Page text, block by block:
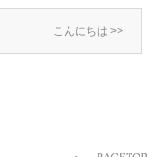
こんにちは >>